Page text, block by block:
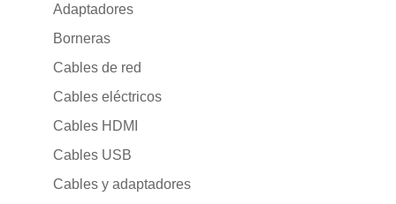
Adaptadores
Borneras
Cables de red
Cables eléctricos
Cables HDMI
Cables USB
Cables y adaptadores